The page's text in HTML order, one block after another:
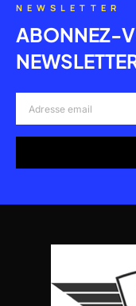
NEWSLETTER
ABONNEZ-
email